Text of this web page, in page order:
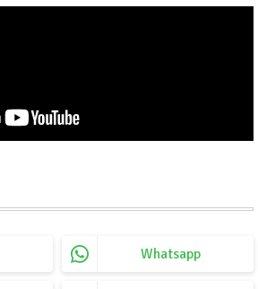
Whatsapp